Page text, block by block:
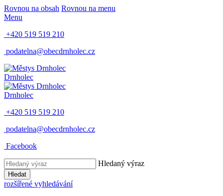
Rovnou na obsah Rovnou na menu
Menu
+420 519 519 210
podatelna@obecdrnholec.cz
Drnholec
Drnholec
+420 519 519 210
podatelna@obecdrnholec.cz
Facebook
Hledaný výraz
Hledat
rozšířené vyhledávání